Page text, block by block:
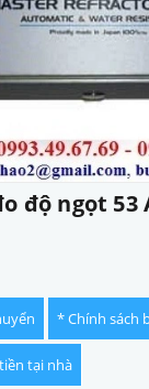
độ ngọt 53
* Chính sách
tại nhà